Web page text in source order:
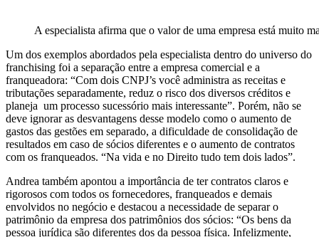
A especialista afirma que o valor de uma empresa está muito
Um dos exemplos abordados pela especialista dentro do universo do
franchising foi a separação entre a empresa comercial e a
franqueadora: “Com dois CNPJ’s você administra as receitas e
tributações separadamente, reduz o risco dos diversos créditos e
planeja um processo sucessório mais interessante”. Porém, não se
deve ignorar as desvantagens desse modelo como o aumento de
gastos das gestões em separado, a dificuldade de consolidação de
resultados em caso de sócios diferentes e o aumento de contratos
com os franqueados. “Na vida e no Direito tudo tem dois lados”.
Andrea também apontou a importância de ter contratos claros e
rigorosos com todos os fornecedores, franqueados e demais
envolvidos no negócio e destacou a necessidade de separar o
patrimônio da empresa dos patrimônios dos sócios: “Os bens da
pessoa jurídica são diferentes dos da pessoa física. Infelizmente,